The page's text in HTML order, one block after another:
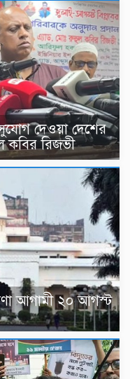
দেওয়া দেশের
কবির রিজভী
আগামী ২০ আগস্ট